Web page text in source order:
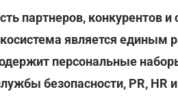
партнеров, конкурентов и
является единым
персональные
безопасности, PR, HR